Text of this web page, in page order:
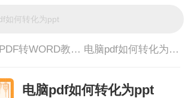
PDF转WORD教程> 电脑pdf如何转化为ppt
电脑pdf如何转化为ppt